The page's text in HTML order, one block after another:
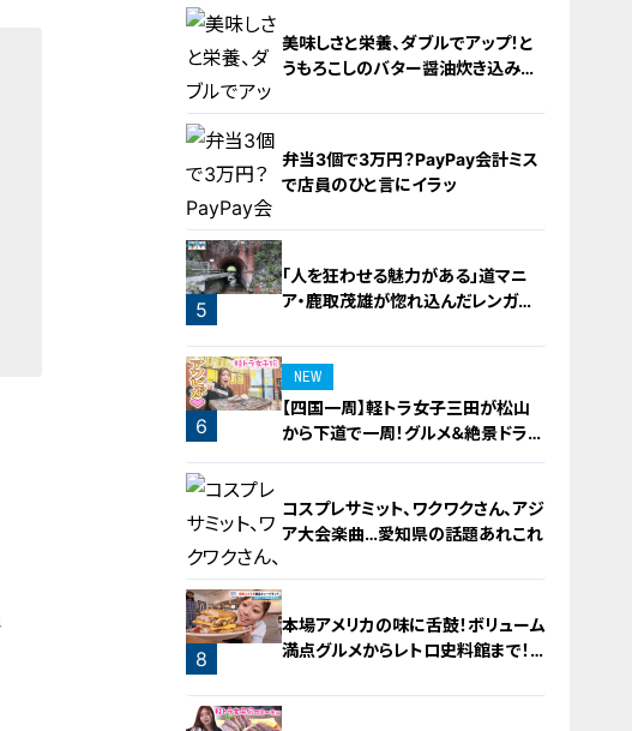
2
3
美味しさと栄養、ダブルでアップ！と
うもろこしのバター醤油炊き込みご
4
弁当3個で3万円？PayPay会計ミス
で店員のひと言にイラッ
5
「人を狂わせる魅力がある」道マニ
ア・鹿取茂雄が惚れ込んだレンガの
6
NEW
【四国一周】軽トラ女子三田が松山
から下道で一周！グルメ＆絶景ドライ
ブ⑳
7
コスプレサミット、ワクワクさん、アジ
ア大会楽曲…愛知県の話題あれこれ
8
本場アメリカの味に舌鼓！ボリューム
満点グルメからレトロ史料館まで！